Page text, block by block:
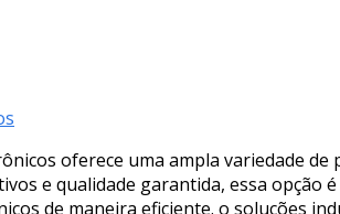
oferece uma ampla variedade
e qualidade garantida, essa
de maneira eficiente. o soluções